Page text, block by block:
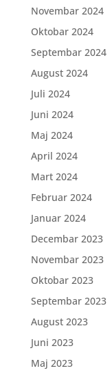
Novembar 2024
Oktobar 2024
Septembar 2024
August 2024
Juli 2024
Juni 2024
Maj 2024
April 2024
Mart 2024
Februar 2024
Januar 2024
Decembar 2023
Novembar 2023
Oktobar 2023
Septembar 2023
August 2023
Juni 2023
Maj 2023